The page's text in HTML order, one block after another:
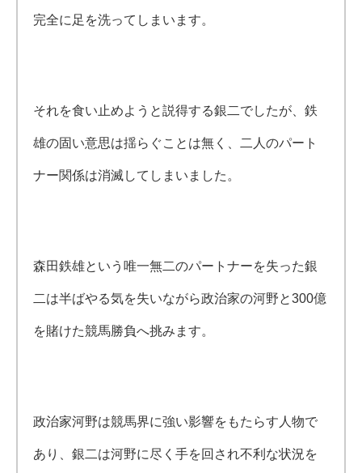
完全に足を洗ってしまいます。
それを食い止めようと説得する銀二でしたが、鉄
雄の固い意思は揺らぐことは無く、二人のパート
ナー関係は消滅してしまいました。
森田鉄雄という唯一無二のパートナーを失った銀
二は半ばやる気を失いながら政治家の河野と300億
を賭けた競馬勝負へ挑みます。
政治家河野は競馬界に強い影響をもたらす人物で
あり、銀二は河野に尽く手を回され不利な状況を